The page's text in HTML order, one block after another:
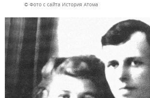
© Фото с сайта История Атома